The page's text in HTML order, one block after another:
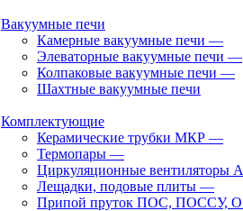
Вакуумные печи
Камерные вакуумные печи —
Элеваторные вакуумные печи —
Колпаковые вакуумные печи —
Шахтные вакуумные печи
Комплектующие
Керамические трубки МКР —
Термопары —
Циркуляционные вентиляторы
Лещадки, подовые плиты —
Припой пруток ПОС, ПОССУ,